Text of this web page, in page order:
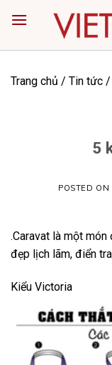
Trang chủ / Tin tức /
5
POSTED ON
.Caravat là một
đẹp lịch lãm, điển
Kiểu Victoria